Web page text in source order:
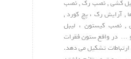
کشی , نصب رک , نصب
, آرایش رک ، پچ کورد ,
, نصب کیستون ، لیبل
… در واقع ستون فقرات
ارتباطات تشکیل می دهد.